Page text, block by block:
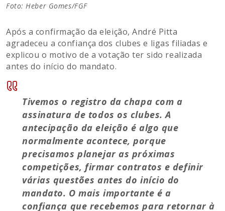
Foto: Heber Gomes/FGF
Após a confirmação da eleição, André Pitta
agradeceu a confiança dos clubes e ligas filiadas e
explicou o motivo de a votação ter sido realizada
antes do início do mandato.
Tivemos o registro da chapa com a
assinatura de todos os clubes. A
antecipação da eleição é algo que
normalmente acontece, porque
precisamos planejar as próximas
competições, firmar contratos e definir
várias questões antes do início do
mandato. O mais importante é a
confiança que recebemos para retornar à